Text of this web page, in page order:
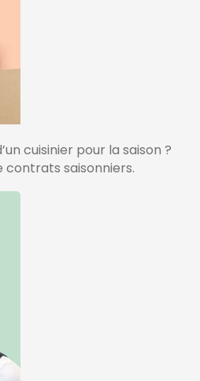
cuisinier pour la saison ?
contrats saisonniers.